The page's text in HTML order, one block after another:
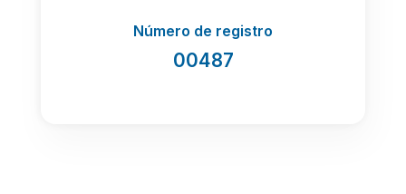
Número de registro
00487